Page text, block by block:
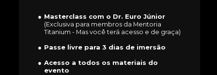
Masterclass com o Dr. Euro Júnior
(Exclusiva para membros da Mentoria
Titanium - Mas você terá acesso e de graça)
Passe livre para 3 dias de imersão
Acesso a todos os materiais do
evento